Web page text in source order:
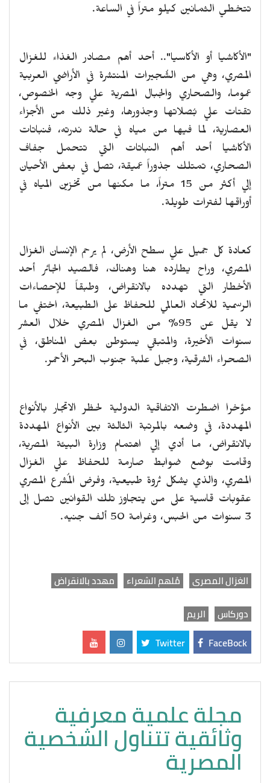
تتخطي الثمانين كيلو متراً في الساعة.
"الأكاشيا أو الأكاسيا".. أحد أهم مصادر الغذاء للغزال
المصري، وهي من الشُجيرات المنتشرة في الأراضي العربية
عموما، والصحاري والجبال المصرية علي وجه الخصوص،
تقتات علي بُصلاتها وجذورها، وغير ذلك من الأجزاء
العصارية، لما فيها من مياه في حالة ندرته، فنباتات
الأكاشيا أحد أهم النباتات التي تتحمل جفاف
الصحاري، تمتلك جذوراً عميقة، تصل في بعض الأحيان
إلي أكثر من 15 متراً، ما مكنها من تخزين المياه في
أوراقها لفترات طويلة.
كعادة كل جميل علي سطح الأرض، لم يرحم الإنسان الغزال
المصري، وراح يطارده هنا وهناك، فالصيد الجائر أحد
الأخطار التي تهدده بالانقراض، وطبقاً للإحصاءات
الرسمية للاتحاد العالمي للحفاظ على الطبيعة، اختفي ما
لا يقل عن 95% من الغزال المصري خلال العشر
سنوات الأخيرة، والمتبقي يستوطن بعض المناطق، في
الصحراء الشرقية، وجبل علبة جنوب البحر الأحمر.
مؤخرا اضطرت الاتفاقية الدولية لحظر الاتجار بالأنواع
المهددة، في وضعه بالمرتبة الثالثة بين الأنواع المهددة
بالانقراض، ما أدي إلي اهتمام وزارة البيئة المصرية،
وقامت بوضع ضوابط صارمة للحفاظ علي الغزال
المصري، والذي يشكل ثروة طبيعية، وفرض المُشرع المصري
عقوبات قاسية على من يتجاوز تلك القوانين تصل إلى
3 سنوات من الحبس، وغرامة 50 ألف جنيه.
الغزال المصرى مُلهم الشعراء
مهدد بالانقراض
دوركاس
الريم
FaceBock
Twitter
مجلة علمية معرفية
وثائقية تتناول الشخصية
المصرية